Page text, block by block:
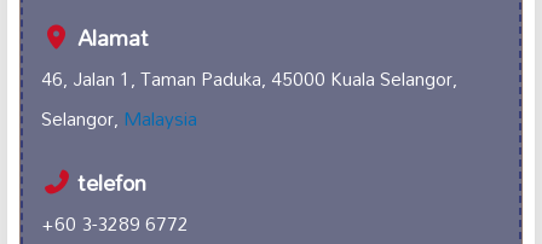
Alamat
46, Jalan 1, Taman Paduka, 45000 Kuala Selangor,
Selangor,Malaysia
telefon
+60 3-3289 6772